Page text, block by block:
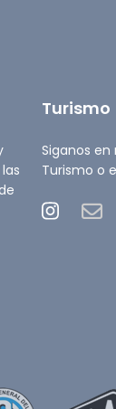
Turismo
Siganos
Turismo o